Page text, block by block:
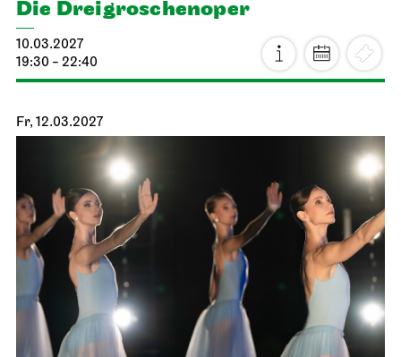
Stuttgarter Ballett
Schauspielhaus
Premiere
Noverre: Junge Choreografen